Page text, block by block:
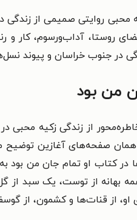
محبی روایتی صمیمی از
روستا، آداب‌ورسوم،
در جنوب خراسان و پیوند
من بود
از زندگی زکیه
همان صفحه‌های آغازین توضیح
در کتاب او تمام جان من
از توست، یک سبد از
او، از قنات‌ها و کشمون، از